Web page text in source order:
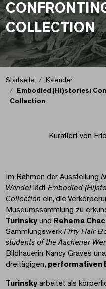
COLLECTION
Startseite
Kalender
Embodied (Hi)stories:
Collection
Kuratiert von
Im Rahmen der Ausstellung
Wandel lädt Embodied
Collection ein, die
Museumssammlung zu
Turinsky und Rehema
Sammlungswerk Fifty Hair
students of the Aachener
Bildhauerin Nancy Graves
dreitägigen, performativen
Turinsky arbeitet als